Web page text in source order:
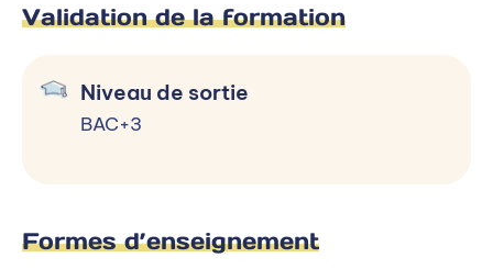
Validation de la formation
Niveau de sortie
BAC+3
Formes d’enseignement